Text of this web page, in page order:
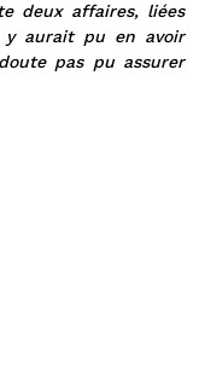
deux affaires, liées
y aurait pu en avoir
pas pu assurer